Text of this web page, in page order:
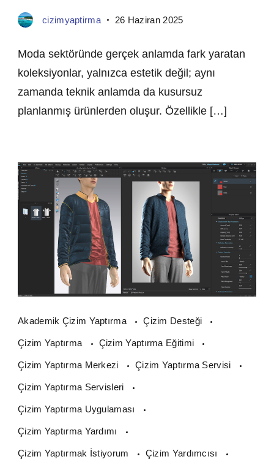
cizimyaptirma 26 Haziran 2025
Moda sektöründe gerçek anlamda fark yaratan
koleksiyonlar, yalnızca estetik değil; aynı
zamanda teknik anlamda da kusursuz
planlanmış ürünlerden oluşur. Özellikle […]
Akademik Çizim Yaptırma Çizim Desteği
Çizim Yaptırma Çizim Yaptırma Eğitimi
Çizim Yaptırma Merkezi Çizim Yaptırma Servisi
Çizim Yaptırma Servisleri
Çizim Yaptırma Uygulaması
Çizim Yaptırma Yardımı
Çizim Yaptırmak İstiyorum Çizim Yardımcısı